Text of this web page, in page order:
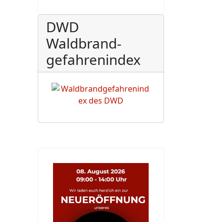
DWD
Waldbrand-
gefahrenindex